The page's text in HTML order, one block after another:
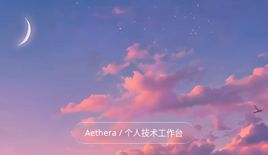
Aethera / 个人技术工作台